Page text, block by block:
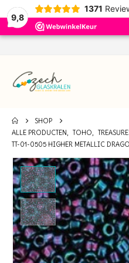
9,8
1371
SHOP
ALLE PRODUCTEN, TOHO,
TT-01-0505 HIGHER METALLIC